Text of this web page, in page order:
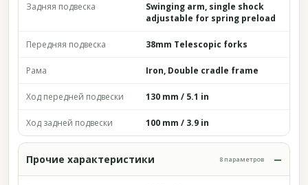
Задняя подвеска
Swinging arm, single shock
adjustable for spring preload
Передняя подвеска 38mm Telescopic forks
Рама Iron, Double cradle frame
Ход передней подвески 130 mm / 5.1 in
Ход задней подвески 100 mm / 3.9 in
Прочие характеристики 8 параметров